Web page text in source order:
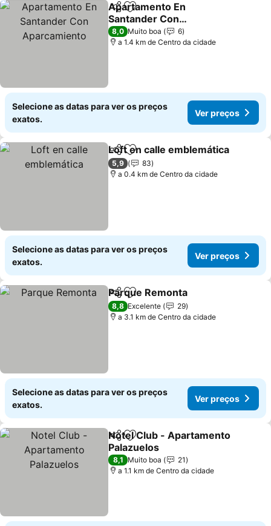
PartilharAdicionar aos favoritos
Apartamento En
Santander Con
Aparcamiento
Ver preços
8,0 Muito boa
6
a 1.4 km de Centro da cidade
Selecione as datas para ver os preços
exatos.
Ver preços
PartilharAdicionar aos favoritos
Loft en calle emblemática
5,9
83
a 0.4 km de Centro da cidade
Selecione as datas para ver os preços
exatos.
Ver preços
PartilharAdicionar aos favoritos
Parque Remonta
8,8 Excelente
29
a 3.1 km de Centro da cidade
Selecione as datas para ver os preços
exatos.
Ver preços
PartilharAdicionar aos favoritos
Notel Club - Apartamento
Palazuelos
Ver preços
8,1 Muito boa
21
a 1.1 km de Centro da cidade